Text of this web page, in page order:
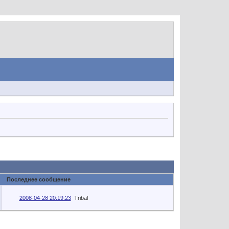
Последнее сообщение
2008-04-28 20:19:23 Tribal